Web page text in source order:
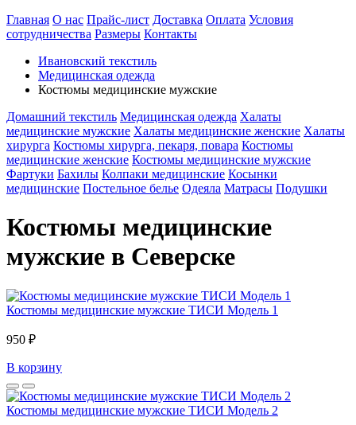
Главная О нас Прайс-лист Доставка Оплата Условия
сотрудничества Размеры Контакты
Ивановский текстиль
Медицинская одежда
Костюмы медицинские мужские
Домашний текстиль Медицинская одежда Халаты
медицинские мужские Халаты медицинские женские Халаты
хирурга Костюмы хирурга, пекаря, повара Костюмы
медицинские женские Костюмы медицинские мужские
Фартуки Бахилы Колпаки медицинские Косынки
медицинские Постельное белье Одеяла Матрасы Подушки
Костюмы медицинские
мужские в Северске
Костюмы медицинские мужские ТИСИ Модель 1
950 ₽
В корзину
Костюмы медицинские мужские ТИСИ Модель 2